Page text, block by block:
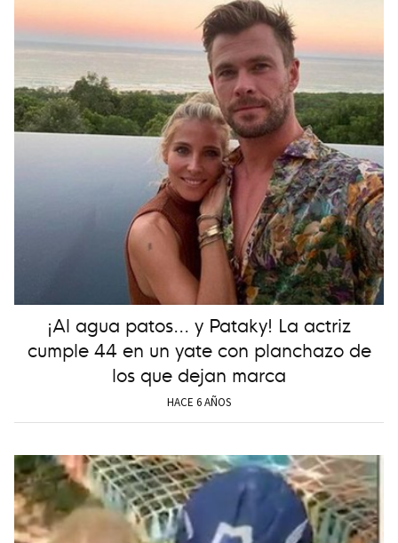
¡Al agua patos... y Pataky! La actriz
cumple 44 en un yate con planchazo de
los que dejan marca
HACE 6 AÑOS